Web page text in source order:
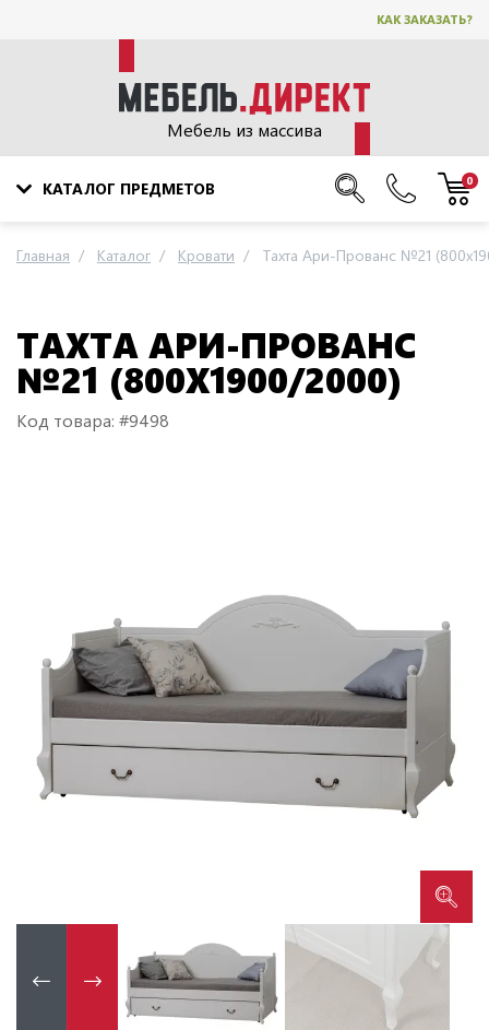
КАК ЗАКАЗАТЬ?
Мебель из массива
КАТАЛОГ ПРЕДМЕТОВ 0
Главная Каталог Кровати Тахта Ари-Прованс №21
ТАХТА АРИ-ПРОВАНС
№21 (800Х1900/2000)
Код товара: #9498